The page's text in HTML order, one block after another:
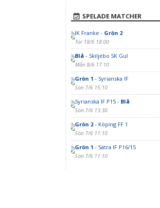
SPELADE MATCHER
IK Franke - Grön 2
Tor 18/6 18:00
Blå - Skiljebo SK Gul
Mån 8/6 17:10
Grön 1 - Syrianska IF
Sön 7/6 15:10
Syrianska IF P15 - Blå
Sön 7/6 13:30
Grön 2- Köping FF 1
Sön 7/6 11:10
Grön 1 - Sätra IF P16/15
Sön 7/6 11:10